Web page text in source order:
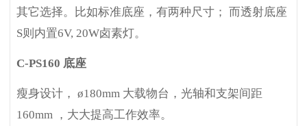
其它选择。比如标准底座，有两种尺寸； 而透射底座
S则内置6V, 20W卤素灯。
C-PS160 底座
瘦身设计， ø180mm 大载物台，光轴和支架间距
160mm ，大大提高工作效率。